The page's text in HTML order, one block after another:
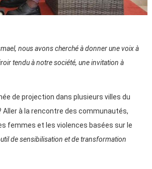
nous avons cherché à donner une voix à
tendu à notre société, une invitation à
de projection dans plusieurs villes du
Aller à la rencontre des communautés,
femmes et les violences basées sur le
de sensibilisation et de transformation